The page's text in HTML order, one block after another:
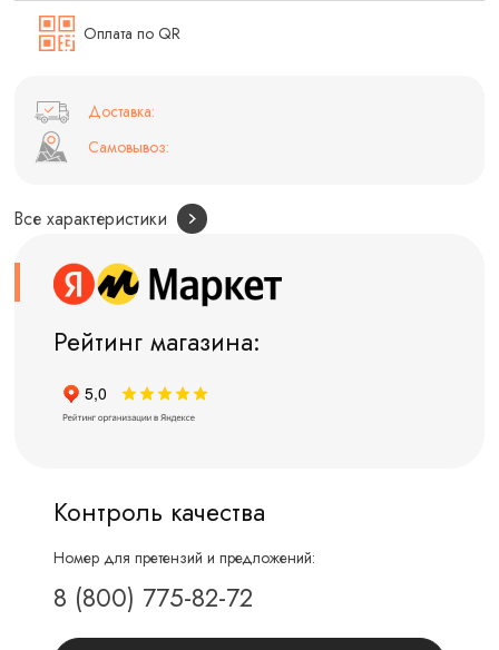
Оплата по QR
Доставка:
Самовывоз:
Все характеристики
Рейтинг магазина:
Контроль качества
Номер для претензий и предложений:
8 (800) 775-82-72